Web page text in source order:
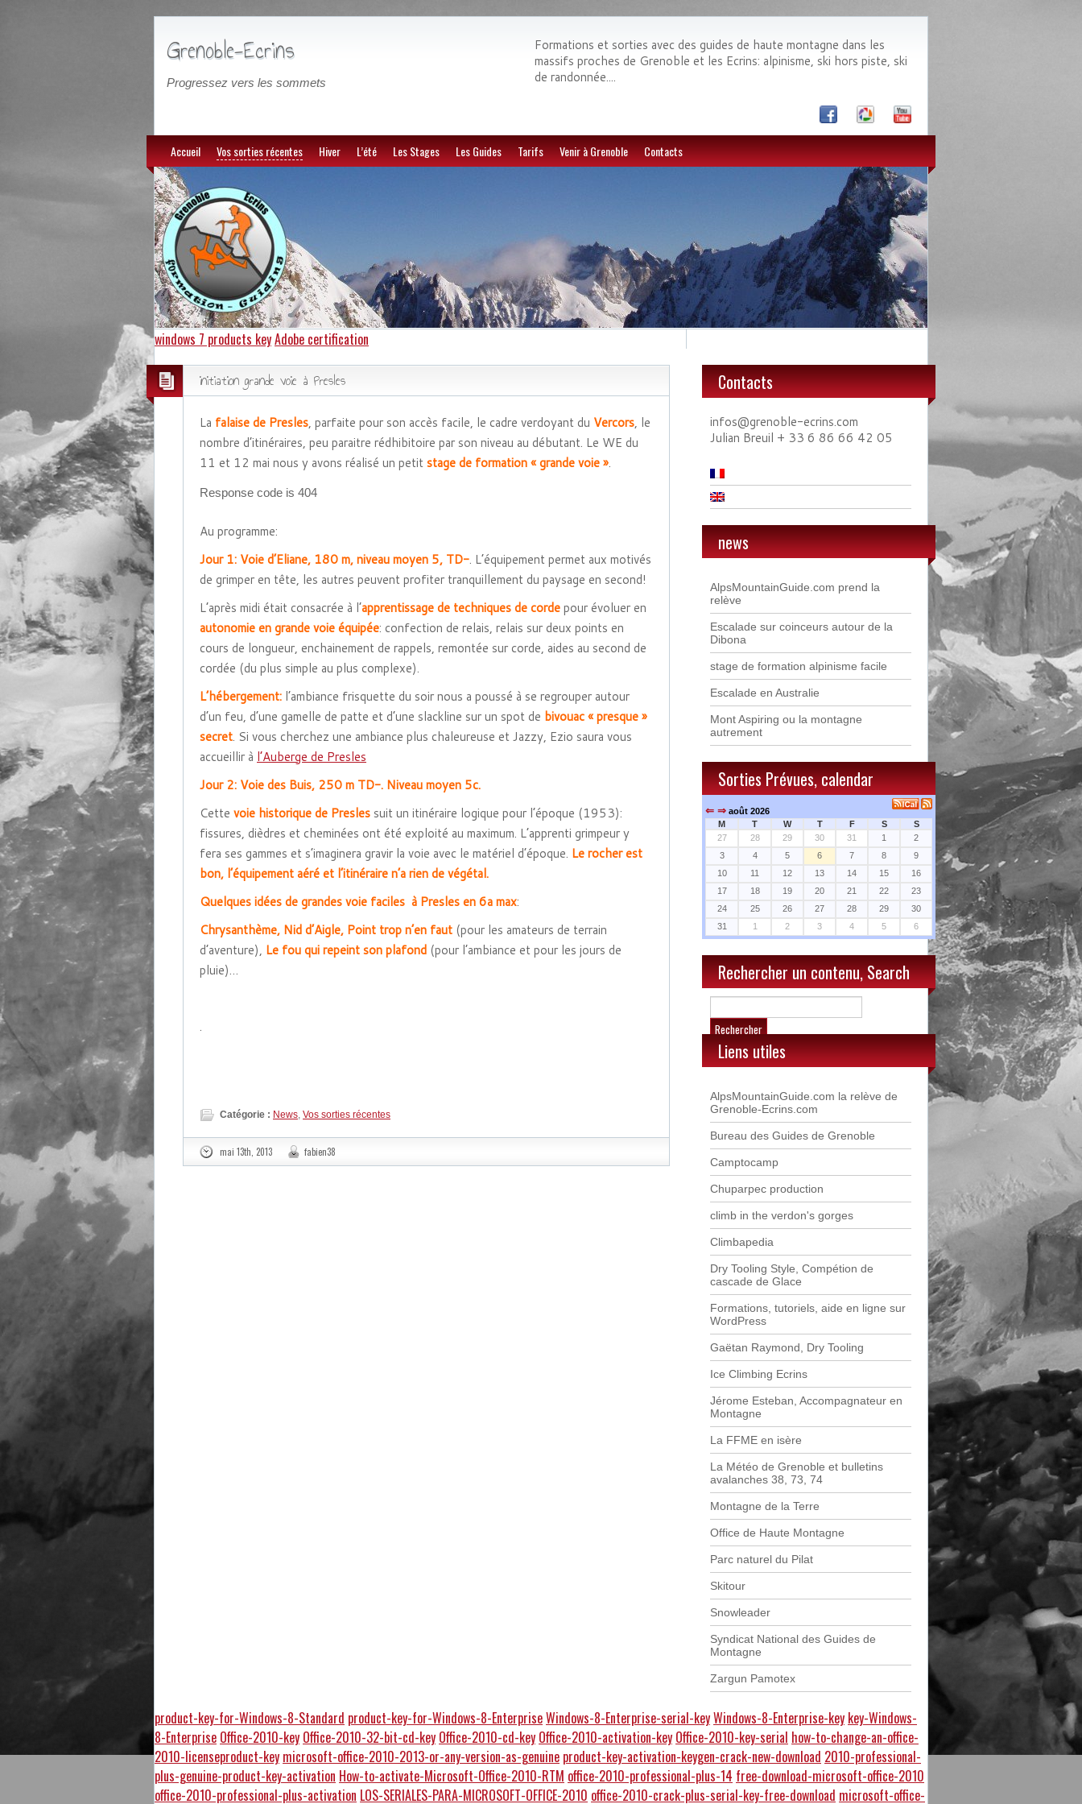
Grenoble-Ecrins
Progressez vers les sommets
Formations et sorties avec des guides de haute montagne dans les
massifs proches de Grenoble et les Ecrins: alpinisme, ski hors piste, ski
de randonnée....
Accueil Vos sorties récentes Hiver L’été Les Stages Les Guides Tarifs Venir à Grenoble Contacts
windows 7 products keyAdobe certification
initiation grande voie à Presles
La falaise de Presles, parfaite pour son accès facile, le cadre verdoyant du Vercors, le
nombre d’itinéraires, peu paraitre rédhibitoire par son niveau au débutant. Le WE du
11 et 12 mai nous y avons réalisé un petitstage de formation « grande voie ».
Response code is 404
Au programme:
Jour 1: Voie d’Eliane, 180 m, niveau moyen 5, TD-. L’équipement permet aux motivés
de grimper en tête, les autres peuvent profiter tranquillement du paysage en second!
L’après midi était consacrée à l’apprentissage de techniques de cordepour évoluer en
autonomie en grande voie équipée: confection de relais, relais sur deux points en
cours de longueur, enchainement de rappels, remontée sur corde, aides au second de
cordée (du plus simple au plus complexe).
L’hébergement: l’ambiance frisquette du soir nous a poussé à se regrouper autour
d’un feu, d’une gamelle de patte et d’une slackline sur un spot de bivouac « presque »
secret. Si vous cherchez une ambiance plus chaleureuse et Jazzy, Ezio saura vous
accueillir à l’Auberge de Presles
Jour 2: Voie des Buis, 250 m TD-. Niveau moyen 5c.
Cette voie historique de Presles suit un itinéraire logique pour l’époque (1953):
fissures, dièdres et cheminées ont été exploité au maximum. L’apprenti grimpeur y
fera ses gammes et s’imaginera gravir la voie avec le matériel d’époque. Le rocher est
bon, l’équipement aéré et l’itinéraire n’a rien de végétal.
Quelquesidées de grandes voie faciles à Presles en 6a max:
Chrysanthème, Nid d’Aigle, Point trop n’en faut (pour les amateurs de terrain
d’aventure), Le fou qui repeint son plafond (pour l’ambiance et pour les jours de
pluie)…
.
Catégorie : News, Vos sorties récentes
mai 13th, 2013 fabien38
Contacts
infos@grenoble-ecrins.com
Julian Breuil + 33 6 86 66 42 05
news
AlpsMountainGuide.com prend la
relève
Escalade sur coinceurs autour de la
Dibona
stage de formation alpinisme facile
Escalade en Australie
Mont Aspiring ou la montagne
autrement
Sorties Prévues, calendar
⇐ ⇒ août 2026
M
T W T F S
S
27
28 29 30 31 1
2
3
4 5 6 7 8
9
10
11 12 13 14 15
16
17
18 19 20 21 22
23
24
25 26 27 28 29
30
31
1 2 3 4 5 6
Rechercher un contenu, Search
Liens utiles
AlpsMountainGuide.com la relève de
Grenoble-Ecrins.com
Bureau des Guides de Grenoble
Camptocamp
Chuparpec production
climb in the verdon's gorges
Climbapedia
Dry Tooling Style, Compétion de
cascade de Glace
Formations, tutoriels, aide en ligne sur
WordPress
Gaëtan Raymond, Dry Tooling
Ice Climbing Ecrins
Jérome Esteban, Accompagnateur en
Montagne
La FFME en isère
La Météo de Grenoble et bulletins
avalanches 38, 73, 74
Montagne de la Terre
Office de Haute Montagne
Parc naturel du Pilat
Skitour
Snowleader
Syndicat National des Guides de
Montagne
Zargun Pamotex
product-key-for-Windows-8-Standard product-key-for-Windows-8-EnterpriseWindows-8-Enterprise-serial-keyWindows-8-Enterprise-key key-Windows-
8-Enterprise Office-2010-key Office-2010-32-bit-cd-key Office-2010-cd-key Office-2010-activation-key Office-2010-key-serial how-to-change-an-office-
2010-licenseproduct-key microsoft-office-2010-2013-or-any-version-as-genuine product-key-activation-keygen-crack-new-download 2010-professional-
plus-genuine-product-key-activation How-to-activate-Microsoft-Office-2010-RTM office-2010-professional-plus-14 free-download-microsoft-office-2010
office-2010-professional-plus-activation LOS-SERIALES-PARA-MICROSOFT-OFFICE-2010 office-2010-crack-plus-serial-key-free-download microsoft-office-